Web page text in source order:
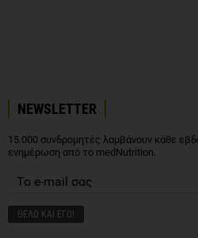
NEWSLETTER
15.000 συνδρομητές λαμβάνουν κάθε
ενημέρωση από το medNutrition.